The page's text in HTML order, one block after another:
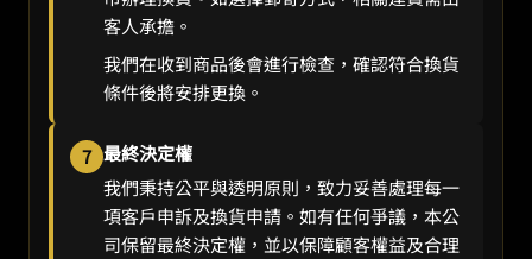
客人承擔。
我們在收到商品後會進行檢查，確認符合換貨
條件後將安排更換。
7 最終決定權
我們秉持公平與透明原則，致力妥善處理每一
項客戶申訴及換貨申請。如有任何爭議，本公
司保留最終決定權，並以保障顧客權益及合理